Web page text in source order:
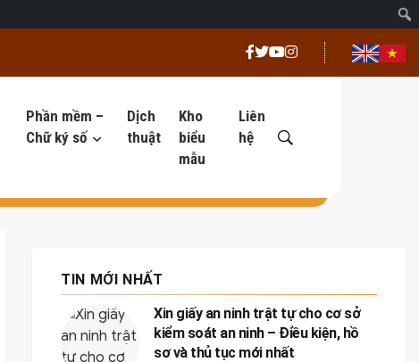
Phần mềm –
Chữ ký số
Dịch
thuật
Kho
biểu
mẫu
Liên
hệ
TIN MỚI NHẤT
Xin giấy an ninh trật tự cho cơ sở
kiểm soát an ninh – Điều kiện, hồ
sơ và thủ tục mới nhất